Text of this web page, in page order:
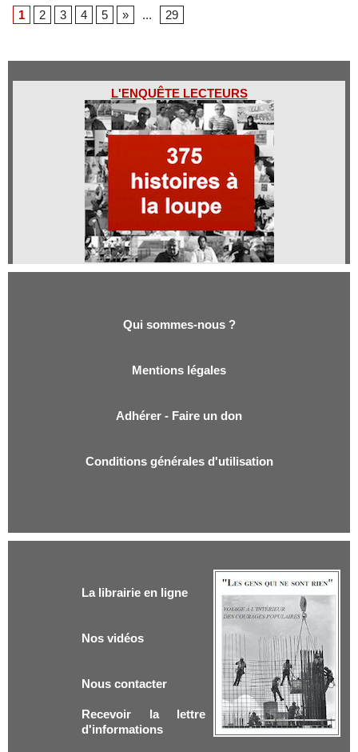
1
2 3 4 5 » ... 29
L'ENQUÊTE LECTEURS
Qui sommes-nous ?
Mentions légales
Adhérer - Faire un don
Conditions générales d'utilisation
La librairie en ligne
Nos vidéos
Nous contacter
Recevoir la lettre
d'informations